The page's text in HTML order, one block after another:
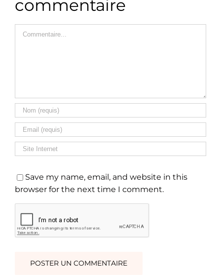
commentaire
Commentaire
Save my name, email, and website in this
browser for the next time I comment.